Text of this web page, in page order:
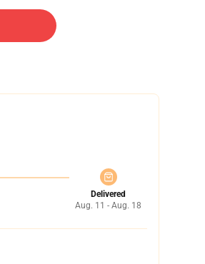
Delivered
Aug. 11 - Aug. 18